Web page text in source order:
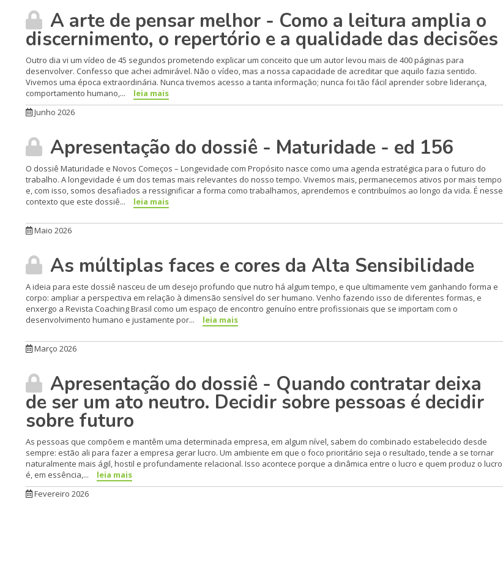
A arte de pensar melhor - Como a leitura amplia o
discernimento, o repertório e a qualidade das decisões
Outro dia vi um vídeo de 45 segundos prometendo explicar um conceito que um autor levou mais de 400 páginas para
desenvolver. Confesso que achei admirável. Não o vídeo, mas a nossa capacidade de acreditar que aquilo fazia sentido.
Vivemos uma época extraordinária. Nunca tivemos acesso a tanta informação; nunca foi tão fácil aprender sobre liderança,
comportamento humano,...
leia mais
Junho 2026
Apresentação do dossiê - Maturidade - ed 156
O dossiê Maturidade e Novos Começos – Longevidade com Propósito nasce como uma agenda estratégica para o futuro do
trabalho. A longevidade é um dos temas mais relevantes do nosso tempo. Vivemos mais, permanecemos ativos por mais tempo
e, com isso, somos desafiados a ressignificar a forma como trabalhamos, aprendemos e contribuímos ao longo da vida. É nesse
contexto que este dossiê...
leia mais
Maio 2026
As múltiplas faces e cores da Alta Sensibilidade
A ideia para este dossiê nasceu de um desejo profundo que nutro há algum tempo, e que ultimamente vem ganhando forma e
corpo: ampliar a perspectiva em relação à dimensão sensível do ser humano. Venho fazendo isso de diferentes formas, e
enxergo a Revista Coaching Brasil como um espaço de encontro genuíno entre profissionais que se importam com o
desenvolvimento humano e justamente por...
leia mais
Março 2026
Apresentação do dossiê - Quando contratar deixa
de ser um ato neutro. Decidir sobre pessoas é decidir
sobre futuro
As pessoas que compõem e mantêm uma determinada empresa, em algum nível, sabem do combinado estabelecido desde
sempre: estão ali para fazer a empresa gerar lucro. Um ambiente em que o foco prioritário seja o resultado, tende a se tornar
naturalmente mais ágil, hostil e profundamente relacional. Isso acontece porque a dinâmica entre o lucro e quem produz o lucro
é, em essência,...
leia mais
Fevereiro 2026